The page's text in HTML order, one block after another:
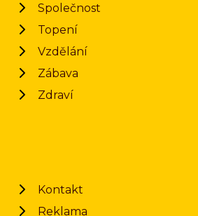
Společnost
Topení
Vzdělání
Zábava
Zdraví
Kontakt
Reklama